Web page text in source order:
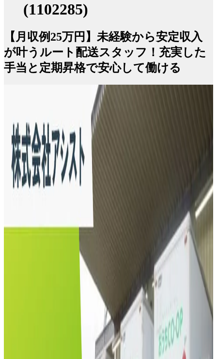
(1102285)
【月収例25万円】未経験から安定収入
が叶うルート配送スタッフ！充実した
手当と定期昇格で安心して働ける